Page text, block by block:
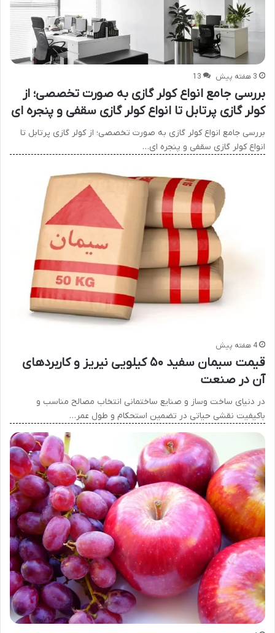
3 هفته پیش 13
بررسی جامع انواع کولر گازی به صورت تخصصی؛ از
کولر گازی پرتابل تا انواع کولر گازی سقفی و پنجره ای
بررسی جامع انواع کولر گازی به صورت تخصصی؛ از کولر گازی پرتابل تا
انواع کولر گازی سقفی و پنجره ای…
4 هفته پیش
قیمت سیمان سفید ۵۰ کیلویی نیریز و کاربردهای
آن در صنعت
در دنیای ساخت وساز و صنایع ساختمانی انتخاب مصالح مناسب و
باکیفیت نقشی حیاتی در تضمین استحکام و طول عمر…